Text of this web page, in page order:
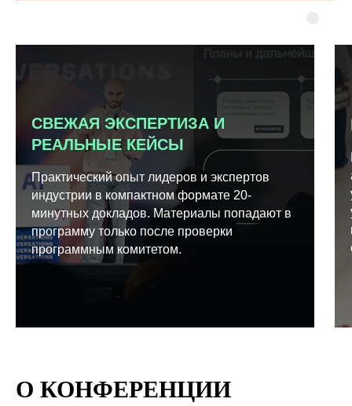
СВЕЖАЯ ЭКСПЕРТИЗА И
РЕАЛЬНЫЕ КЕЙСЫ
Практический опыт лидеров и экспертов
индустрии в компактном формате 20-
минутных докладов. Материалы попадают в
программу только после проверки
программным комитетом.
О КОНФЕРЕНЦИИ